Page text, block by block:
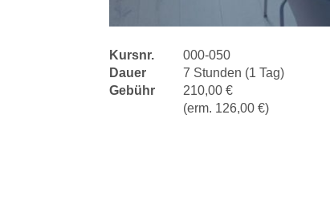
Kursnr.
000-050
Dauer
7 Stunden (1 Tag)
Gebühr
210,00 €
(erm. 126,00 €)